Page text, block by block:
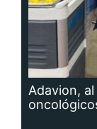
Adavion,